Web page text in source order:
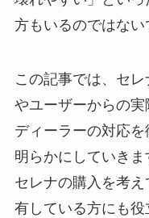
方もいるのではない
この記事では、セ
やユーザーからの
ディーラーの対応
明らかにしていきま
セレナの購入を考
有している方にも役